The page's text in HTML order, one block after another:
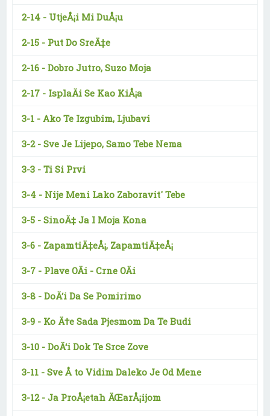
2-14 - UtjeÅ¡i Mi DuÅ¡u
2-15 - Put Do SreÄ‡e
2-16 - Dobro Jutro, Suzo Moja
2-17 - IsplaÄi Se Kao KiÅ¡a
3-1 - Ako Te Izgubim, Ljubavi
3-2 - Sve Je Lijepo, Samo Tebe Nema
3-3 - Ti Si Prvi
3-4 - Nije Meni Lako Zaboravit' Tebe
3-5 - SinoÄ‡ Ja I Moja Kona
3-6 - ZapamtiÄ‡eÅ¡, ZapamtiÄ‡eÅ¡
3-7 - Plave OÄi - Crne OÄi
3-8 - DoÄ‘i Da Se Pomirimo
3-9 - Ko Ä†e Sada Pjesmom Da Te Budi
3-10 - DoÄ‘i Dok Te Srce Zove
3-11 - Sve Å to Vidim Daleko Je Od Mene
3-12 - Ja ProÅ¡etah ÄŒarÅ¡ijom